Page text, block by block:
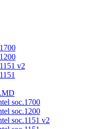
v2
soc.1700
soc.1200
soc.1151 v2